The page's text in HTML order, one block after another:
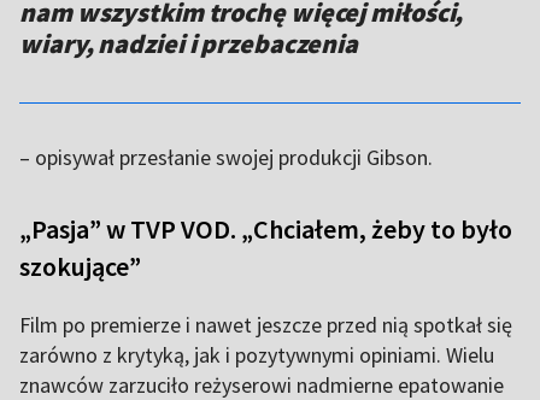
nam wszystkim trochę więcej miłości,
wiary, nadziei i przebaczenia
– opisywał przesłanie swojej produkcji Gibson.
„Pasja” w TVP VOD. „Chciałem, żeby to było
szokujące”
Film po premierze i nawet jeszcze przed nią spotkał się
zarówno z krytyką, jak i pozytywnymi opiniami. Wielu
znawców zarzuciło reżyserowi nadmierne epatowanie